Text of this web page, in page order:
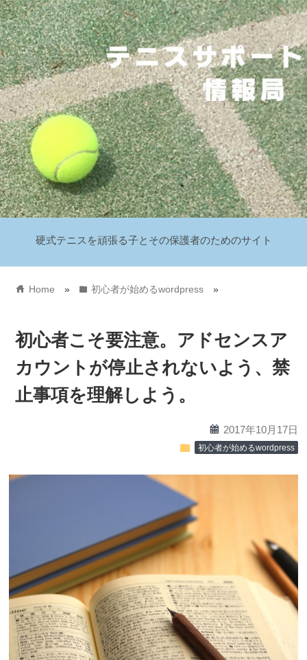
硬式テニスを頑張る子とその保護者のためのサイト
home Home » folder初心者が始めるwordpress »
初心者こそ要注意。アドセンスア
カウントが停止されないよう、禁
止事項を理解しよう。
calendar 2017年10月17日
folder 初心者が始めるwordpress